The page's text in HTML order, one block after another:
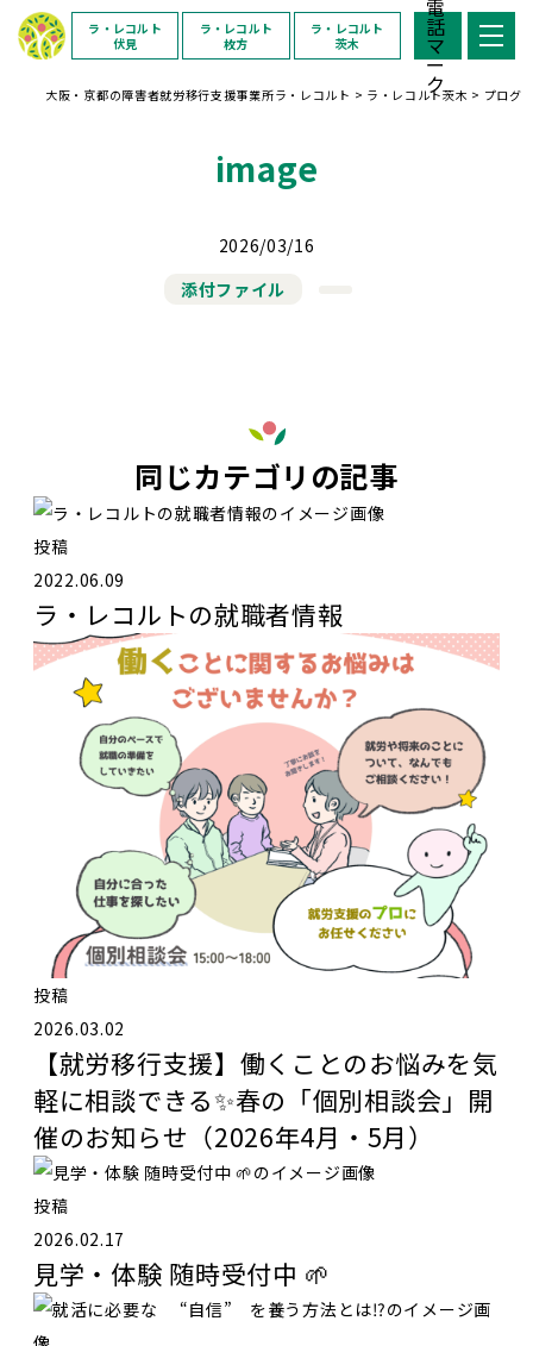
ラ・レコルト
伏見
ラ・レコルト
枚方
ラ・レコルト
茨木
大阪・京都の障害者就労移行支援事業所ラ・レコルト > ラ・レコルト茨木 > プログ
image
2026/03/16
添付ファイル
同じカテゴリの記事
投稿
2022.06.09
ラ・レコルトの就職者情報
投稿
2026.03.02
【就労移行支援】働くことのお悩みを気
軽に相談できる✨春の「個別相談会」開
催のお知らせ（2026年4月・5月）
投稿
2026.02.17
見学・体験 随時受付中 🌱